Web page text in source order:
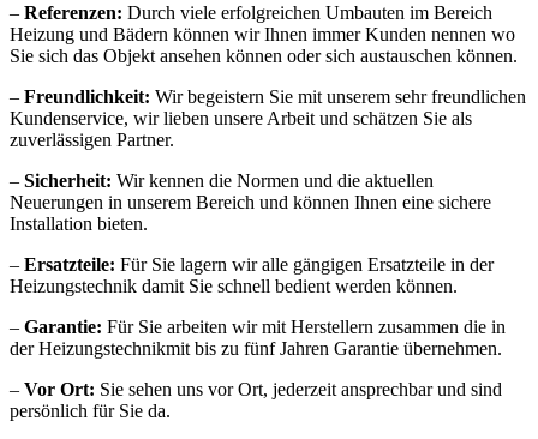
– Referenzen: Durch viele erfolgreichen Umbauten im Bereich
Heizung und Bädern können wir Ihnen immer Kunden nennen wo
Sie sich das Objekt ansehen können oder sich austauschen können.
– Freundlichkeit: Wir begeistern Sie mit unserem sehr freundlichen
Kundenservice, wir lieben unsere Arbeit und schätzen Sie als
zuverlässigen Partner.
– Sicherheit: Wir kennen die Normen und die aktuellen
Neuerungen in unserem Bereich und können Ihnen eine sichere
Installation bieten.
– Ersatzteile: Für Sie lagern wir alle gängigen Ersatzteile in der
Heizungstechnik damit Sie schnell bedient werden können.
– Garantie: Für Sie arbeiten wir mit Herstellern zusammen die in
der Heizungstechnikmit bis zu fünf Jahren Garantie übernehmen.
– Vor Ort: Sie sehen uns vor Ort, jederzeit ansprechbar und sind
persönlich für Sie da.